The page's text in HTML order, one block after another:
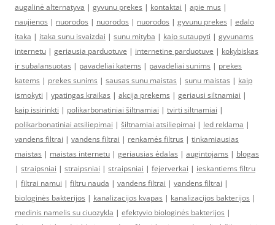
augalinė alternatyva | gyvunu prekes | kontaktai | apie mus |
naujienos | nuorodos | nuorodos | nuorodos | gyvunu prekes | edalo
itaka | itaka sunu isvaizdai | sunu mityba | kaip sutaupyti | gyvunams
internetu | geriausia parduotuve | internetine parduotuve | kokybiskas
ir subalansuotas | pavadeliai katems | pavadeliai sunims | prekes
katems | prekes sunims | sausas sunu maistas | sunu maistas | kaip
ismokyti | ypatingas kraikas | akcija prekems | geriausi siltnamiai |
kaip issirinkti | polikarbonatiniai šiltnamiai | tvirti siltnamiai |
polikarbonatiniai atsiliepimai | šiltnamiai atsiliepimai | led reklama |
vandens filtrai | vandens filtrai | renkamės filtrus | tinkamiausias
maistas | maistas internetu | geriausias ėdalas | augintojams | blogas
| straipsniai | straipsniai | straipsniai | fejerverkai | ieskantiems filtru
| filtrai namui | filtru nauda | vandens filtrai | vandens filtrai |
biologinės bakterijos | kanalizacijos kvapas | kanalizacijos bakterijos |
medinis namelis su ciuozykla | efektyvio biologinės bakterijos |